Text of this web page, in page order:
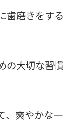
歯磨きをする
の大切な習慣
、爽やかな一